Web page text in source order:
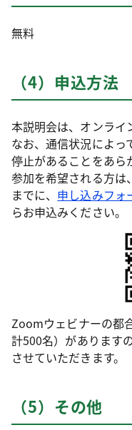
無料
（4）申込方法
本説明会は、オンライ
なお、通信状況によっ
停止があることをあら
参加を希望される方は
までに、 申し込みフォ
らお申込みください。
Zoomウェビナーの都
計500名）があります
させていただきます。
（5）その他